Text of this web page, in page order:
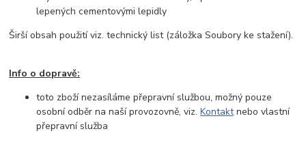
lepených cementovými lepidly
Širší obsah použití viz. technický list (záložka Soubory ke stažení).
Info o dopravě:
toto zboží nezasíláme přepravní službou, možný pouze
osobní odběr na naší provozovně, viz.Kontaktnebo vlastní
přepravní služba